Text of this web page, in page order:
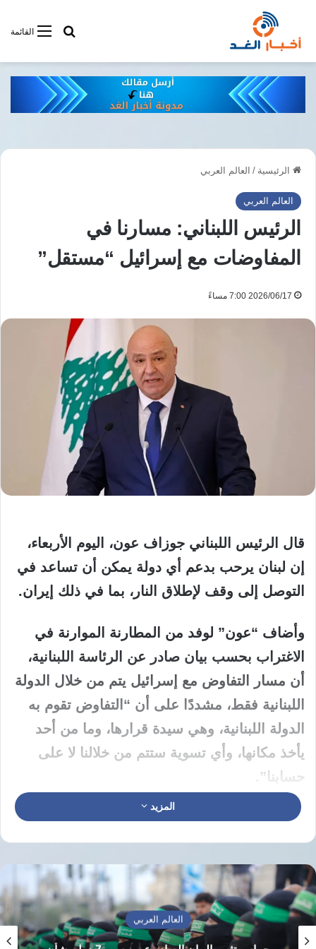
القائمةأبحت فى
الرئيسية / العالم العربي
العالم العربي
الرئيس اللبناني: مسارنا في
المفاوضات مع إسرائيل “مستقل”
2026/06/17 7:00 مساءً
قال الرئيس اللبناني جوزاف عون، اليوم الأربعاء،
إن لبنان يرحب بدعم أي دولة يمكن أن تساعد في
التوصل إلى وقف لإطلاق النار، بما في ذلك إيران.
وأضاف “عون” لوفد من المطارنة الموارنة في
الاغتراب بحسب بيان صادر عن الرئاسة اللبنانية،
أن مسار التفاوض مع إسرائيل يتم من خلال الدولة
اللبنانية فقط، مشددًا على أن “التفاوض تقوم به
الدولة اللبنانية، وهي سيدة قرارها، وما من أحد
يأخذ مكانها، وأي تسوية ستتم من خلالنا لا على
حسابنا”.
وتابع: “نحن بالتأكيد مع وقف إطلاق النار، ومع أي
دولة تساعدنا بما في ذلك إيران”، مؤكدًا أن الحرب
لا تؤدي إلى أي نتيجة سوى الخراب والدمار.
وأشار إلى أن لبنان يدفع أثمان حروب الآخرين
على أرضه منذ عام 1969 وحتى اليوم، مؤكدًا أن
المزيد
العالم العربي